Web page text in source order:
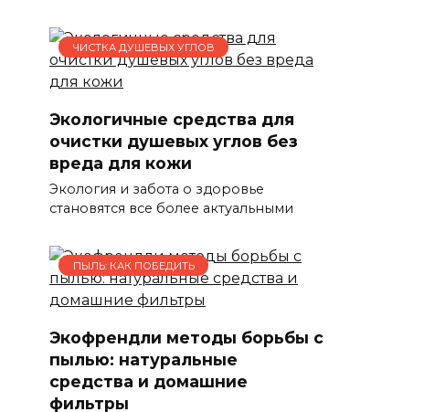
ЧИСТКА ДУШЕВЫХ УГЛОВ
Экологичные средства для
очистки душевых углов без
вреда для кожи
Экология и забота о здоровье
становятся все более актуальными
ПЫЛЬ: КАК ПОБЕДИТЬ
Экофрендли методы борьбы с
пылью: натуральные
средства и домашние
фильтры